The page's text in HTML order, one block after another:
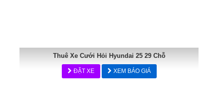
Thuê Xe Cưới Hỏi Hyundai 25 29 Chỗ
ĐẶT XE XEM BÁO GIÁ